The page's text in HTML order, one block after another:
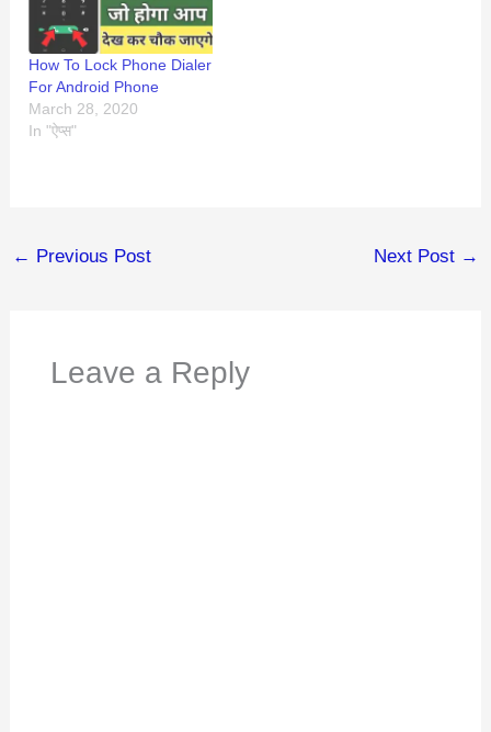
How To Lock Phone Dialer
For Android Phone
March 28, 2020
In "ऐप्स"
← Previous Post Next Post →
Leave a Reply